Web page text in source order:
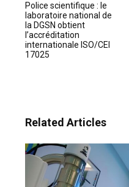
Police scientifique : le
laboratoire national de
la DGSN obtient
l’accréditation
internationale ISO/CEI
17025
Related Articles